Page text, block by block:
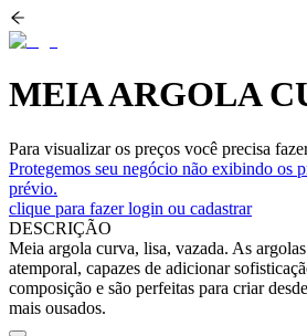
MEIA ARGOLA
Para visualizar os preços você precisa
Protegemos seu negócio não exibindo os
prévio.
clique para fazer login ou cadastrar
DESCRIÇÃO
Meia argola curva, lisa, vazada. As
atemporal, capazes de adicionar
composição e são perfeitas para criar
mais ousados.